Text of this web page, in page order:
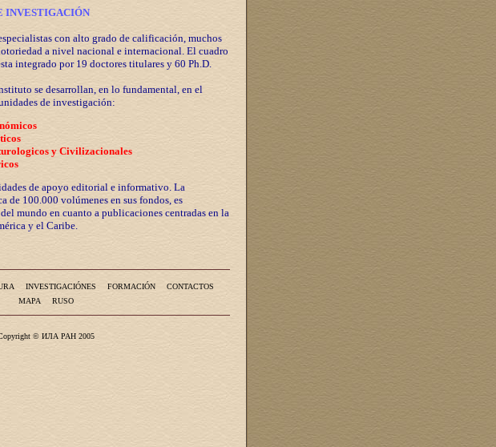
INVESTIGACIÓN
con alto grado de calificación, muchos
a nivel nacional e internacional. El cuadro
integrado por 19 doctores titulares y 60 Ph.D.
se desarrollan, en lo fundamental, en el
de investigación:
y Civilizacionales
de apoyo editorial e informativo. La
de 100.000 volúmenes en sus fondos, es
mundo en cuanto a publicaciones centradas en la
y el Caribe.
INVESTIGACIÓNES FORMACIÓN
CONTACTOS
MAPA
RUSO
© ИЛА РАН 2005